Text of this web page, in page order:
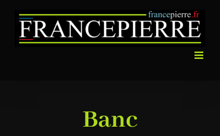
contenu
Banc